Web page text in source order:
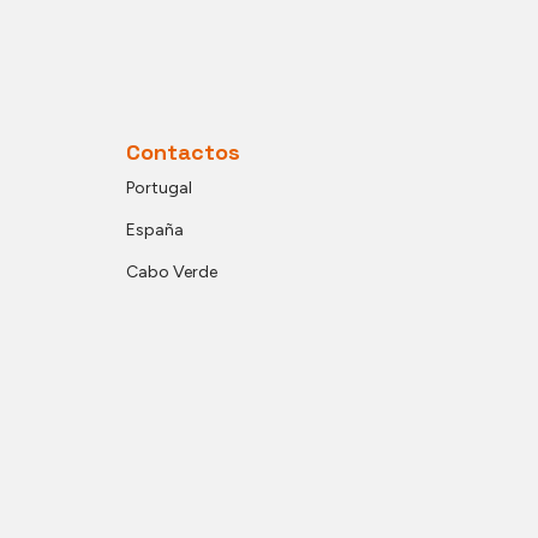
Contactos
Portugal
España
Cabo Verde